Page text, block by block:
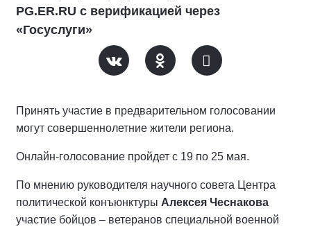
PG.ER.RU c верификацией через
«Госуслуги»
Принять участие в предварительном голосовании
могут совершеннолетние жители региона.
Онлайн-голосование пройдет с 19 по 25 мая.
По мнению руководителя научного совета Центра
политической конъюнктуры Алексея Чеснакова
участие бойцов – ветеранов специальной военной